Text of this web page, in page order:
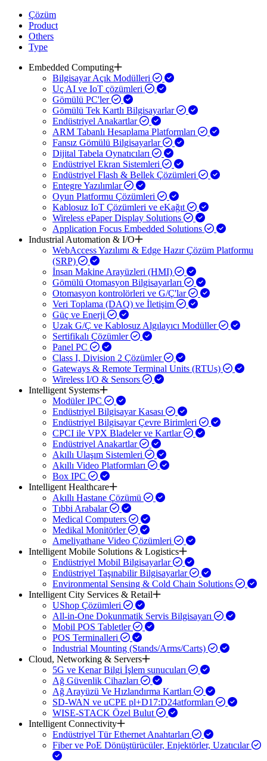
Çözüm
Product
Others
Type
Embedded Computing
Bilgisayar Açık Modülleri
Uç AI ve IoT çözümleri
Gömülü PC'ler
Gömülü Tek Kartlı Bilgisayarlar
Endüstriyel Anakartlar
ARM Tabanlı Hesaplama Platformları
Fansız Gömülü Bilgisayarlar
Dijital Tabela Oynatıcıları
Endüstriyel Ekran Sistemleri
Endüstriyel Flash & Bellek Çözümleri
Entegre Yazılımlar
Oyun Platformu Çözümleri
Kablosuz IoT Çözümleri ve eKağıt
Wireless ePaper Display Solutions
Application Focus Embedded Solutions
Industrial Automation & I/O
WebAccess Yazılımı & Edge Hazır Çözüm Platformu
(SRP)
İnsan Makine Arayüzleri (HMI)
Gömülü Otomasyon Bilgisayarları
Otomasyon kontrolörleri ve G/Ç'lar
Veri Toplama (DAQ) ve İletişim
Güç ve Enerji
Uzak G/Ç ve Kablosuz Algılayıcı Modüller
Sertifikalı Çözümler
Panel PC
Class I, Division 2 Çözümler
Gateways & Remote Terminal Units (RTUs)
Wireless I/O & Sensors
Intelligent Systems
Modüler IPC
Endüstriyel Bilgisayar Kasası
Endüstriyel Bilgisayar Çevre Birimleri
CPCI ile VPX Bladeler ve Kartlar
Endüstriyel Anakartlar
Akıllı Ulaşım Sistemleri
Akıllı Video Platformları
Box IPC
Intelligent Healthcare
Akıllı Hastane Çözümü
Tıbbi Arabalar
Medical Computers
Medikal Monitörler
Ameliyathane Video Çözümleri
Intelligent Mobile Solutions & Logistics
Endüstriyel Mobil Bilgisayarlar
Endüstriyel Taşınabilir Bilgisayarlar
Environmental Sensing & Cold Chain Solutions
Intelligent City Services & Retail
UShop Çözümleri
All-in-One Dokunmatik Servis Bilgisayarı
Mobil POS Tabletler
POS Terminalleri
Industrial Mounting (Stands/Arms/Carts)
Cloud, Networking & Servers
5G ve Kenar Bilgi İşlem sunucuları
Ağ Güvenlik Cihazları
Ağ Arayüzü Ve Hızlandırma Kartları
SD-WAN ve uCPE pl+D17:D24atformları
WISE-STACK Özel Bulut
Intelligent Connectivity
Endüstriyel Tür Ethernet Anahtarları
Fiber ve PoE Dönüştürücüler, Enjektörler, Uzatıcılar